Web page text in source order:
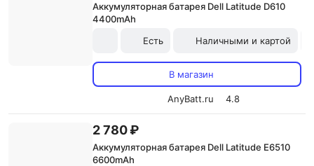
Аккумуляторная батарея Dell Latitude D610
4400mAh
Есть
Наличными и картой
В магазин
AnyBatt.ru 4.8
2 780 ₽
Аккумуляторная батарея Dell Latitude E6510
6600mAh